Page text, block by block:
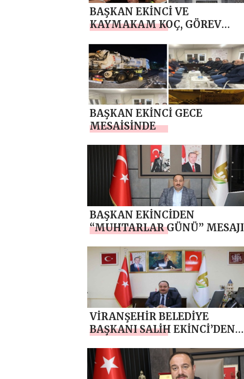
BAŞKAN EKİNCİ VE
KAYMAKAM KOÇ, GÖREV
YILINI KUTLADI
BAŞKAN EKİNCİ GECE
MESAİSİNDE
BAŞKAN EKİNCİDEN
“MUHTARLAR GÜNÜ” MESAJI
VİRANŞEHİR BELEDİYE
BAŞKANI SALİH EKİNCİ’DEN